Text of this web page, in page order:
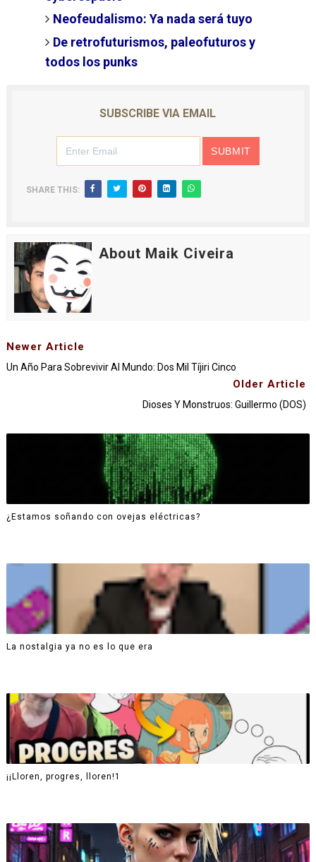
Neofeudalismo: Ya nada será tuyo
De retrofuturismos, paleofuturos y
todos los punks
SUBSCRIBE VIA EMAIL
SHARE THIS:
About Maik Civeira
Newer Article
Un Año Para Sobrevivir Al Mundo: Dos Mil Tíjiri Cinco
Older Article
Dioses Y Monstruos: Guillermo (DOS)
¿Estamos soñando con ovejas eléctricas?
La nostalgia ya no es lo que era
¡¡Lloren, progres, lloren!1